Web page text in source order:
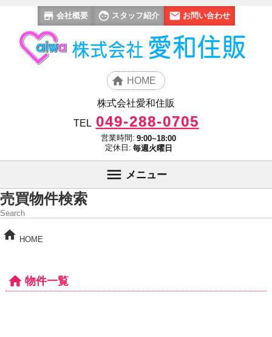
会社概要 スタッフ紹介 お問い合わせ
HOME
株式会社愛和住販
TEL 049-288-0705
営業時間: 9:00~18:00
定休日: 毎週火曜日
メニュー
売買物件検索
Search
HOME
物件一覧